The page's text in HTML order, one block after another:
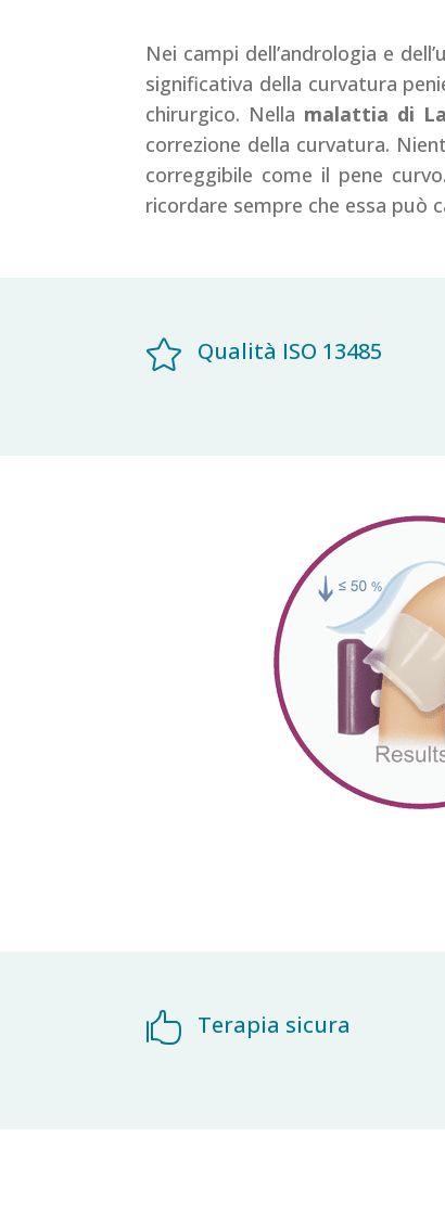
Nei campi dell’andrologia e
significativa della curvatura
chirurgico. Nella malattia di
correzione della curvatura.
correggibile come il pene
ricordare sempre che essa può
 Qualità ISO 13485
 Terapia sicura